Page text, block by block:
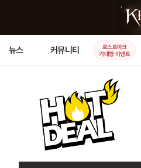
뉴스 커뮤니티
로스트아크
기대평 이벤트